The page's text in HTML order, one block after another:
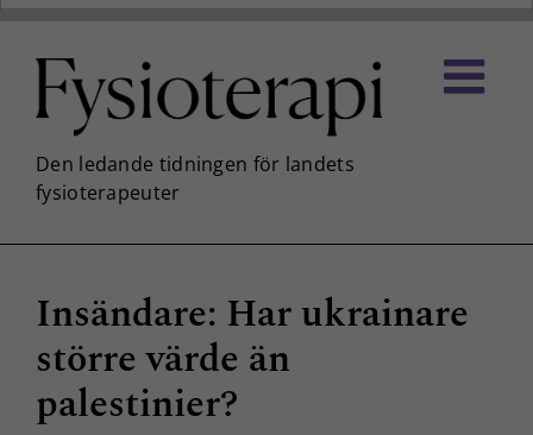
innehållet
Insändare: Har ukrainare
större värde än
palestinier?